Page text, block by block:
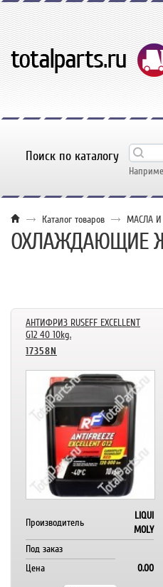
Поиск по каталогу
Каталог товаров МАСЛА И
ОХЛАЖДАЮЩИЕ
АНТИФРИЗ RUSEFF EXCELLENT
G12 40 10kg.
17358N
Производитель
LIQUI
MOLY
Под заказ
Цена
0.00